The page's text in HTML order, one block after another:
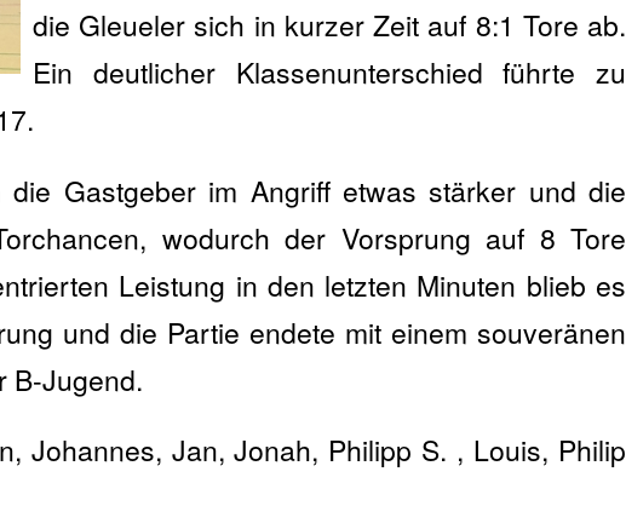
die Gleueler sich in kurzer Zeit auf 8:1 Tore ab.
Ein deutlicher Klassenunterschied führte zu
Gastgeber im Angriff etwas stärker und die
wodurch der Vorsprung auf 8 Tore
Leistung in den letzten Minuten blieb es
und die Partie endete mit einem souveränen
B-Jugend.
Johannes, Jan, Jonah, Philipp S. , Louis, Philip